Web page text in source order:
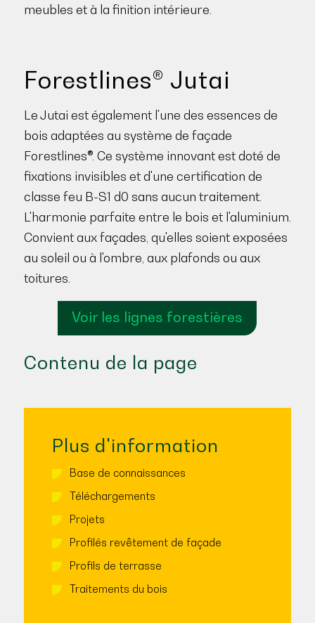
meubles et à la finition intérieure.
Forestlines® Jutai
Le Jutai est également l'une des essences de
bois adaptées au système de façade
Forestlines®. Ce système innovant est doté de
fixations invisibles et d'une certification de
classe feu B-S1 d0 sans aucun traitement.
L'harmonie parfaite entre le bois et l'aluminium.
Convient aux façades, qu'elles soient exposées
au soleil ou à l'ombre, aux plafonds ou aux
toitures.
Voir les lignes forestières
Contenu de la page
Plus d'information
Base de connaissances
Téléchargements
Projets
Profilés revêtement de façade
Profils de terrasse
Traitements du bois